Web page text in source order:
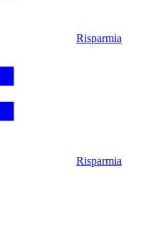
Risparmia
Risparmia